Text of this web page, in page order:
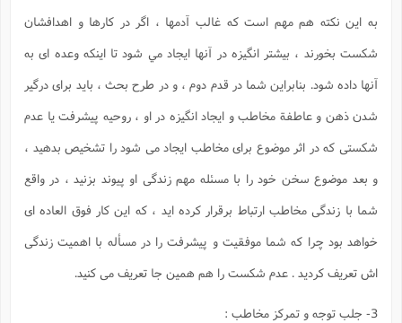
به این نکته هم مهم است که غالب آدمها ، اگر در کارها و اهدافشان
شکست بخورند ، بیشتر انگیزه در آنها ایجاد مي شود تا اینکه وعده ای به
آنها داده شود. بنابراین شما در قدم دوم ، و در طرح بحث ، باید برای درگیر
شدن ذهن و عاطفة مخاطب و ایجاد انگیزه در او ، روحیه پیشرفت یا عدم
شکستی که در اثر موضوع برای مخاطب ایجاد می شود را تشخیص بدهید ،
و بعد موضوع سخن خود را با مسئله مهم زندگی او پیوند بزنید ، در واقع
شما با زندگی مخاطب ارتباط برقرار کرده اید ، که این کار فوق العاده ای
خواهد بود چرا که شما موفقیت و پیشرفت را در مسأله با اهمیت زندگی
اش تعریف کردید . عدم شکست را هم همین جا تعریف می کنید.
3- جلب توجه و تمرکز مخاطب :